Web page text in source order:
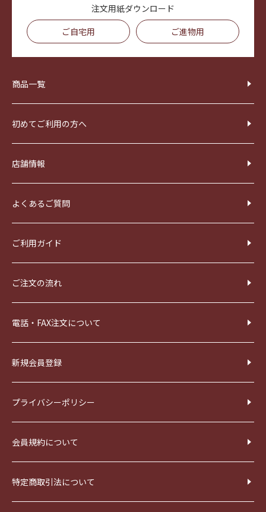
注文用紙ダウンロード
ご自宅用
ご進物用
商品一覧
初めてご利用の方へ
店舗情報
よくあるご質問
ご利用ガイド
ご注文の流れ
電話・FAX注文について
新規会員登録
プライバシーポリシー
会員規約について
特定商取引法について